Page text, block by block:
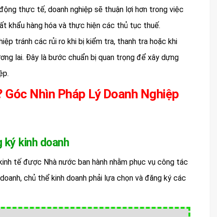
thực tế, doanh nghiệp sẽ thuận lợi hơn trong việc
khẩu hàng hóa và thực hiện các thủ tục thuế.
tránh các rủi ro khi bị kiểm tra, thanh tra hoặc khi
lai. Đây là bước chuẩn bị quan trọng để xây dựng
Nhìn Pháp Lý Doanh Nghiệp
ký kinh doanh
tế được Nhà nước ban hành nhằm phục vụ công tác
chủ thể kinh doanh phải lựa chọn và đăng ký các